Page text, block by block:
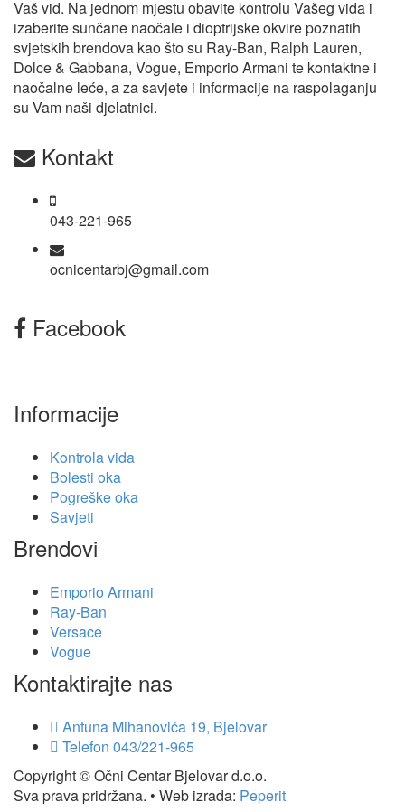
Vaš vid. Na jednom mjestu obavite kontrolu Vašeg vida i
izaberite sunčane naočale i dioptrijske okvire poznatih
svjetskih brendova kao što su Ray-Ban, Ralph Lauren,
Dolce & Gabbana, Vogue, Emporio Armani te kontaktne i
naočalne leće, a za savjete i informacije na raspolaganju
su Vam naši djelatnici.
Kontakt
043-221-965
ocnicentarbj@gmail.com
Facebook
Informacije
Kontrola vida
Bolesti oka
Pogreške oka
Savjeti
Brendovi
Emporio Armani
Ray-Ban
Versace
Vogue
Kontaktirajte nas
Antuna Mihanovića 19, Bjelovar
Telefon 043/221-965
Copyright © Očni Centar Bjelovar d.o.o.
Sva prava pridržana. • Web izrada: Peperit